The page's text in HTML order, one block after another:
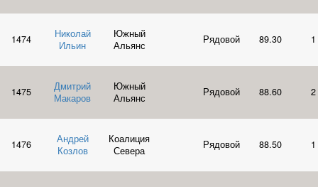
1474
Николай
Ильин
Южный
Альянс
Рядовой 89.30 1
1475
Дмитрий
Макаров
Южный
Альянс
Рядовой 88.60 2
1476
Андрей
Козлов
Коалиция
Севера
Рядовой 88.50 1